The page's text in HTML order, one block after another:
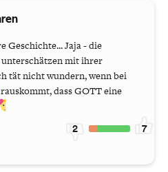
Geschichte... Jaja - die
mit ihrer
tät nicht wundern, wenn bei
dass GOTT eine
2 7